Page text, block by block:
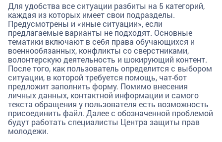
Для удобства все ситуации разбиты на 5 категорий,
каждая из которых имеет свои подразделы.
Предусмотрены и «иные ситуации», если
предлагаемые варианты не подходят. Основные
тематики включают в себя права обучающихся и
военнообязанных, конфликты со сверстниками,
волонтерскую деятельность и шокирующий контент.
После того, как пользователь определится с выбором
ситуации, в которой требуется помощь, чат-бот
предложит заполнить форму. Помимо внесения
личных данных, контактной информации и самого
текста обращения у пользователя есть возможность
присоединить файл. Далее с обозначенной проблемой
будут работать специалисты Центра защиты прав
молодежи.